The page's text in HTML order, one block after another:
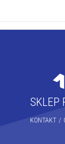
SKLEP
KONTAKT /